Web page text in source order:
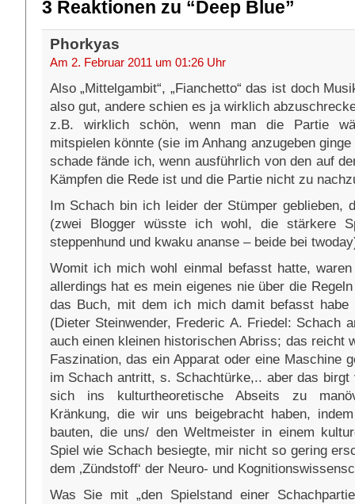
3 Reaktionen zu “Deep Blue”
Phorkyas
Am 2. Februar 2011 um 01:26 Uhr
Also „Mittelgambit“, „Fianchetto“ das ist doch
also gut, andere schien es ja wirklich
z.B. wirklich schön, wenn man die Partie
mitspielen könnte (sie im Anhang anzugeben
schade fände ich, wenn ausführlich von den auf
Kämpfen die Rede ist und die Partie nicht zu
Im Schach bin ich leider der Stümper
(zwei Blogger wüsste ich wohl, die stärkere
steppenhund und kwaku ananse – beide bei
Womit ich mich wohl einmal befasst hatte, waren
allerdings hat es mein eigenes nie über die
das Buch, mit dem ich mich damit befasst habe
(Dieter Steinwender, Frederic A. Friedel: Schach
auch einen kleinen historischen Abriss; das reicht
Faszination, das ein Apparat oder eine Maschine
im Schach antritt, s. Schachtürke,.. aber das birgt
sich ins kulturtheoretische Abseits zu
Kränkung, die wir uns beigebracht haben,
bauten, die uns/ den Weltmeister in einem
Spiel wie Schach besiegte, mir nicht so gering
dem ‚Zündstoff‘ der Neuro- und
Was Sie mit „den Spielstand einer